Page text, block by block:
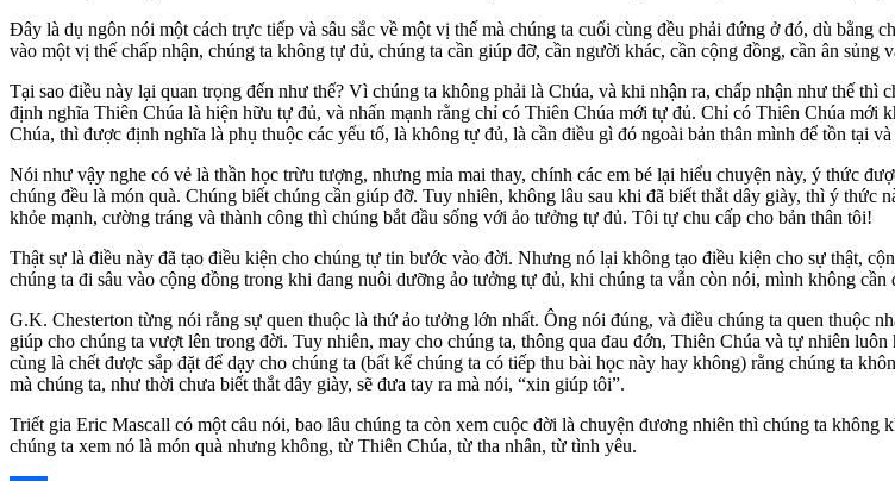
Đây là dụ ngôn nói một cách trực tiếp và sâu sắc về một vị thế mà chúng ta cuối cùng đều phải đứng ở đó, dù bằng
vào một vị thế chấp nhận, chúng ta không tự đủ, chúng ta cần giúp đỡ, cần người khác, cần cộng đồng, cần ân sủng
Tại sao điều này lại quan trọng đến như thế? Vì chúng ta không phải là Chúa, và khi nhận ra, chấp nhận như thế
định nghĩa Thiên Chúa là hiện hữu tự đủ, và nhấn mạnh rằng chỉ có Thiên Chúa mới tự đủ. Chỉ có Thiên Chúa
Chúa, thì được định nghĩa là phụ thuộc các yếu tố, là không tự đủ, là cần điều gì đó ngoài bản thân mình để tồn tại
Nói như vậy nghe có vẻ là thần học trừu tượng, nhưng mỉa mai thay, chính các em bé lại hiểu chuyện này, ý thức
chúng đều là món quà. Chúng biết chúng cần giúp đỡ. Tuy nhiên, không lâu sau khi đã biết thắt dây giày, thì ý
khỏe mạnh, cường tráng và thành công thì chúng bắt đầu sống với ảo tưởng tự đủ. Tôi tự chu cấp cho bản thân tôi!
Thật sự là điều này đã tạo điều kiện cho chúng tự tin bước vào đời. Nhưng nó lại không tạo điều kiện cho sự thật,
chúng ta đi sâu vào cộng đồng trong khi đang nuôi dưỡng ảo tưởng tự đủ, khi chúng ta vẫn còn nói, mình không
G.K. Chesterton từng nói rằng sự quen thuộc là thứ ảo tưởng lớn nhất. Ông nói đúng, và điều chúng ta quen thuộc
giúp cho chúng ta vượt lên trong đời. Tuy nhiên, may cho chúng ta, thông qua đau đớn, Thiên Chúa và tự nhiên
cùng là chết được sắp đặt để dạy cho chúng ta (bất kể chúng ta có tiếp thu bài học này hay không) rằng chúng ta
mà chúng ta, như thời chưa biết thắt dây giày, sẽ đưa tay ra mà nói, “xin giúp tôi”.
Triết gia Eric Mascall có một câu nói, bao lâu chúng ta còn xem cuộc đời là chuyện đương nhiên thì chúng ta
chúng ta xem nó là món quà nhưng không, từ Thiên Chúa, từ tha nhân, từ tình yêu.